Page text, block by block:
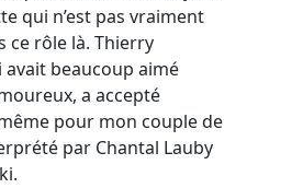
qui n’est pas vraiment
ce rôle là. Thierry
beaucoup aimé
a accepté
pour mon couple de
par Chantal Lauby